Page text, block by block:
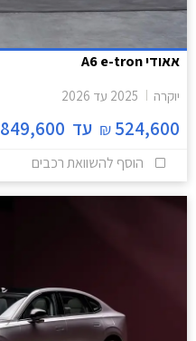
אאודי A6 e-tron
יוקרה 2025 עד 2026
524,600
₪ עד 849,600
הוסף להשוואת רכבים